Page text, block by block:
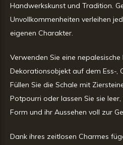
Handwerkskunst und Tradition.
Unvollkommenheiten verleihen
eigenen Charakter.
Verwenden Sie eine
Dekorationsobjekt auf dem Ess-,
Füllen Sie die Schale mit
Potpourri oder lassen Sie sie
Form und ihr Aussehen voll zur
Dank ihres zeitlosen Charmes